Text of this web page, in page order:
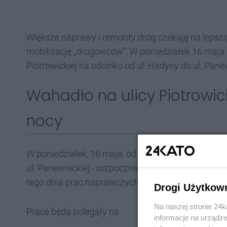
Większe naprawy i remonty dróg czekają na
mobilizację „drogowców”. W poniedziałek 16
Piotrowickiej na odcinku od ul. Hadyny do ul.
Wahadło na ulicy
nocy
W poniedziałek, 16 maja, od godzin porannych
ul. Panewnickiej - rozpocznie się czasowa
tego dnia prac naprawczych nawierzchni.
Prace będą polegały na
Drogi
Na naszej stronie
informacje na